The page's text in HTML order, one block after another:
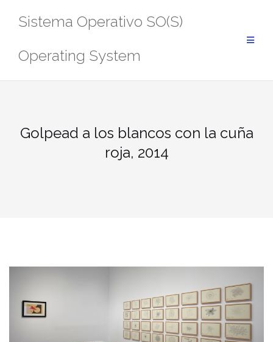
Sistema Operativo SO(S)
Operating System
Golpead a los blancos con la cuña
roja, 2014